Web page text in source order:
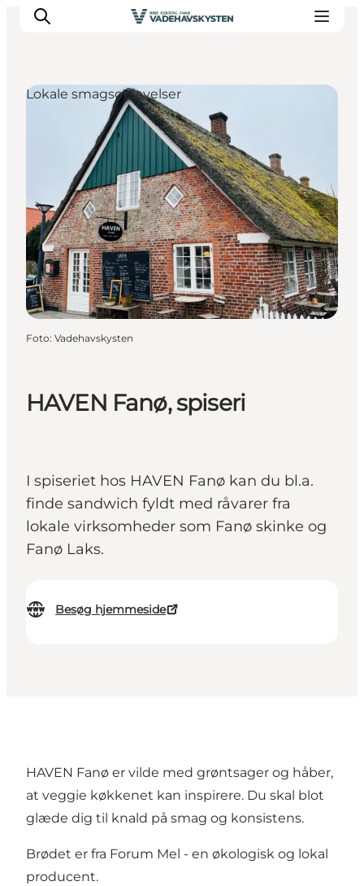
Oplev Ribe
Oplev Esbjerg
Oplev Fanø
Oplev Mandø
Oplev Vadehavet
Det Sker
HAVEN Fanø, spiseri
I spiseriet hos HAVEN Fanø kan du bl.a.
finde sandwich fyldt med råvarer fra
lokale virksomheder som Fanø skinke og
Fanø Laks.
Besøg hjemmeside
Lokale smagsoplevelser
Foto: Vadehavskysten
HAVEN Fanø er vilde med grøntsager og håber,
at veggie køkkenet kan inspirere. Du skal blot
glæde dig til knald på smag og konsistens.​
Brødet er fra Forum Mel - en økologisk og lokal
producent.